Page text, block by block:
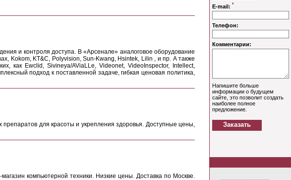
и контроля доступа. В «Арсенале» аналоговое оборудование
Kokom, KT&C, Polyvision, Sun-Kwang, Hsintek, Lilin , и пр. А также
как Ewclid, Sivineya/AViaLLe, Videonet, VideoInspector, Intellect,
подход к поставленной задаче, гибкая ценовая политика,
препаратов для красоты и укрепления здоровья. Доступные цены,
компьютерной техники. Низкие цены. Доставка по Москве.